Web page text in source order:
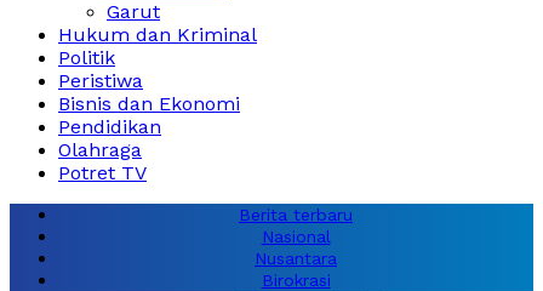
Garut
Hukum dan Kriminal
Politik
Peristiwa
Bisnis dan Ekonomi
Pendidikan
Olahraga
Potret TV
Berita terbaru
Nasional
Nusantara
Birokrasi